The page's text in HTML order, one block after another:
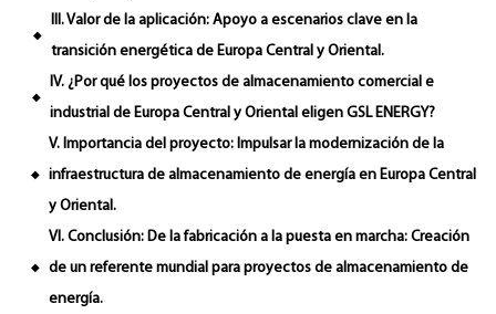
◆
III. Valor de la aplicación: Apoyo a escenarios clave en la
transición energética de Europa Central y Oriental.
◆
IV. ¿Por qué los proyectos de almacenamiento comercial e
industrial de Europa Central y Oriental eligen GSL ENERGY?
◆
V. Importancia del proyecto: Impulsar la modernización de la
infraestructura de almacenamiento de energía en Europa Central
y Oriental.
◆
VI. Conclusión: De la fabricación a la puesta en marcha: Creación
de un referente mundial para proyectos de almacenamiento de
energía.